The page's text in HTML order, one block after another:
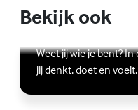
Bekijk ook
Online
Weet jij wie je bent?
jij denkt, doet en
Lees meer over Online
(Externe link)
Ben jij digitaal